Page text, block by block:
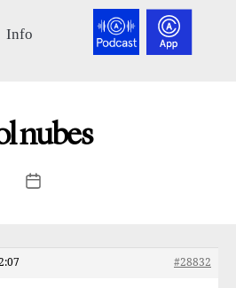
nubes
#28832